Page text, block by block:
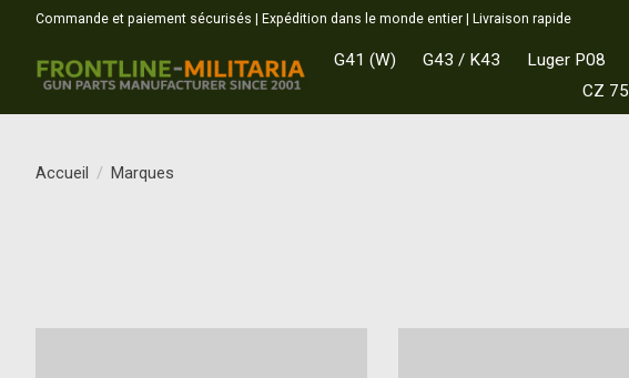
Commande et paiement sécurisés | Expédition dans le monde entier | Livraison rapide
G41 (W) G43 / K43 Luger P08
CZ 75
Accueil / Marques